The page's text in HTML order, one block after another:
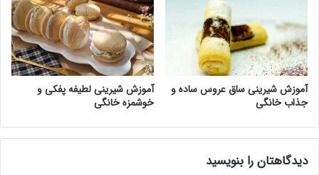
آموزش شیرینی ساق عروس ساده و
جذاب خانگی
آموزش شیرینی لطیفه پفکی و
خوشمزه خانگی
دیدگاهتان را بنویسید